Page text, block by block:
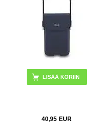
40,95 EUR